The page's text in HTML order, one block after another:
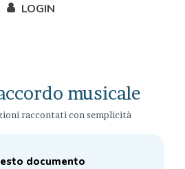
LOGIN
musicale
raccontati con semplicità
documento